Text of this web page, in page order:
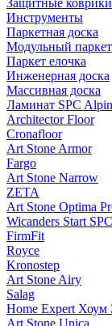
Защитные коврики
Инструменты
Паркетная доска
Модульный паркет
Паркет елочка
Инженерная доска
Массивная доска
Ламинат SPC
Architector Floor
Cronafloor
Art Stone Armor
Fargo
Art Stone Narrow
ZETA
Art Stone Optima
Wicanders Start SPC
FirmFit
Royce
Kronostep
Art Stone Airy
Salag
Home Expert Хоум
Art Stone Unica